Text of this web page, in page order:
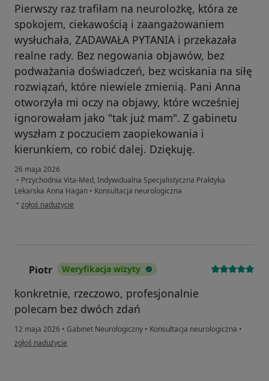
Pierwszy raz trafiłam na neurolożkę, która ze
spokojem, ciekawością i zaangażowaniem
wysłuchała, ZADAWAŁA PYTANIA i przekazała
realne rady. Bez negowania objawów, bez
podważania doświadczeń, bez wciskania na siłę
rozwiązań, które niewiele zmienią. Pani Anna
otworzyła mi oczy na objawy, które wcześniej
ignorowałam jako "tak już mam". Z gabinetu
wyszłam z poczuciem zaopiekowania i
kierunkiem, co robić dalej. Dziękuję.
26 maja 2026
• Przychodnia Vita-Med, Indywidualna Specjalistyczna Praktyka
Lekarska Anna Hagan • Konsultacja neurologiczna
• w opinii użytkownika Linda
zgłoś nadużycie
Piotr Weryfikacja wizyty
konkretnie, rzeczowo, profesjonalnie
polecam bez dwóch zdań
12 maja 2026 • Gabinet Neurologiczny • Konsultacja neurologiczna •
w opinii użytkownika Piotr
zgłoś nadużycie